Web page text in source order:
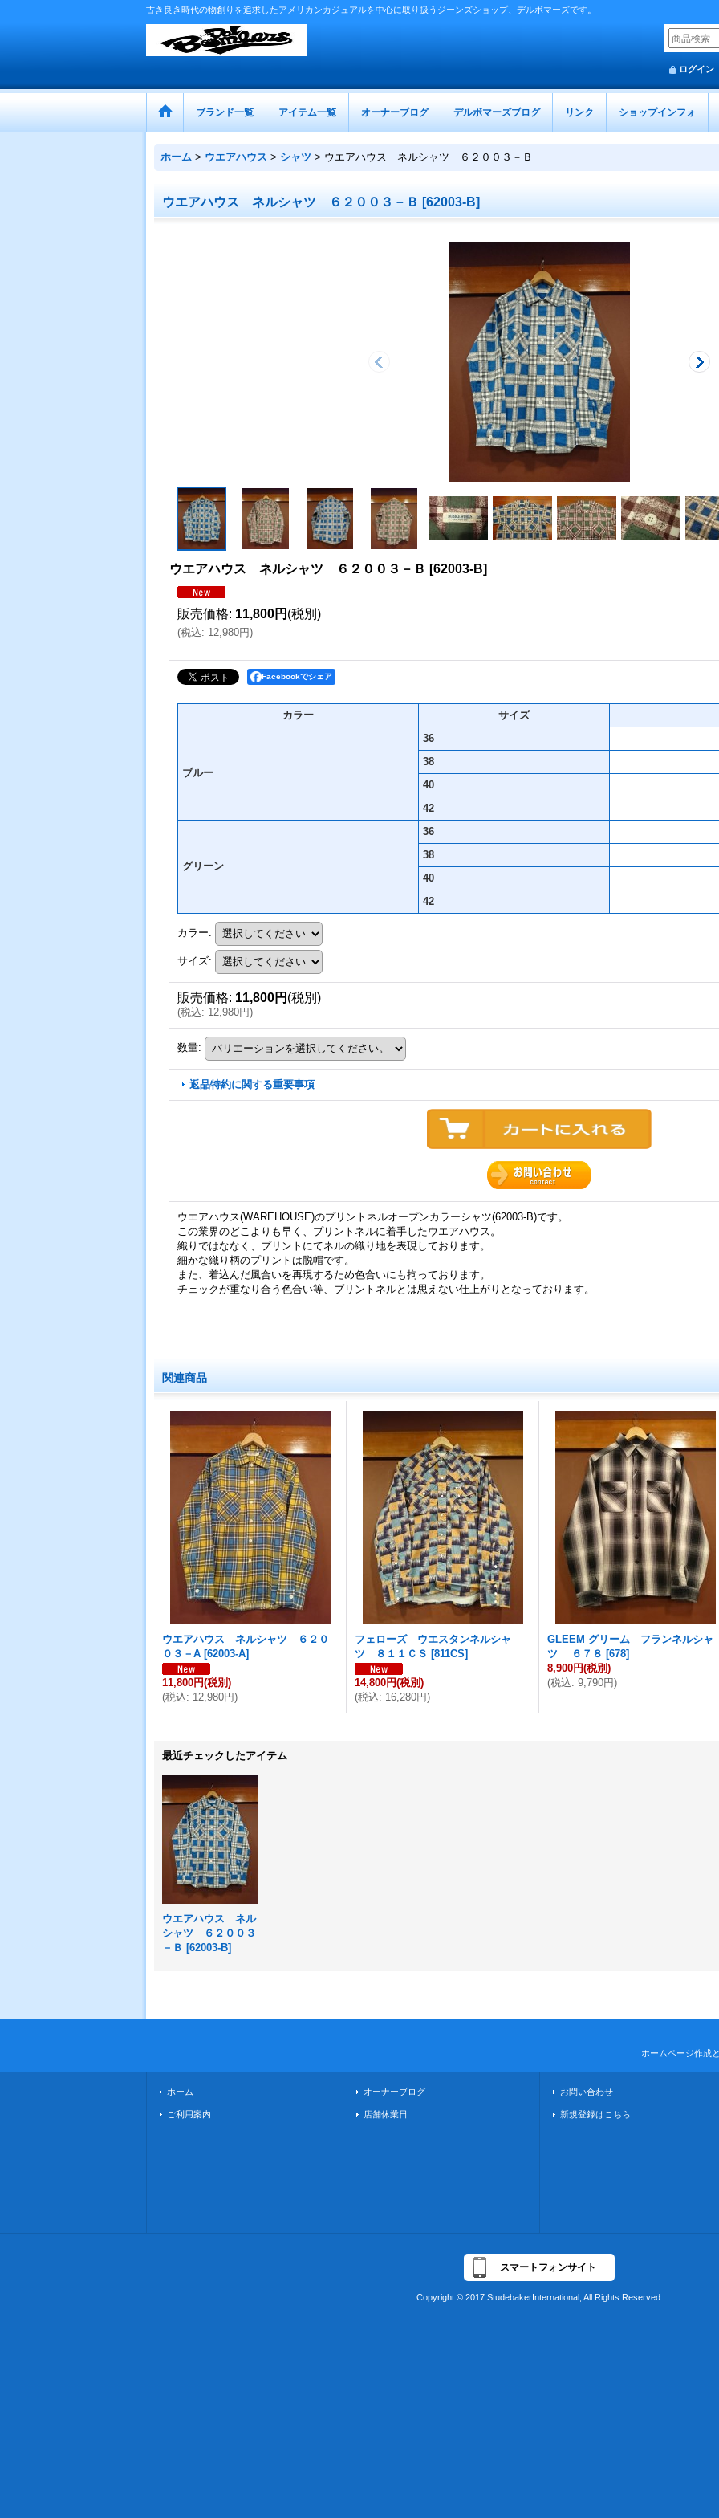
古き良き時代の物創りを追求したアメリカンカジュアルを中心に取り扱うジーンズショップ、デルボマーズです。
ログイン
ブランド一覧 アイテム一覧 オーナーブログ デルボマーズブログ リンク ショップインフォ
ホーム > ウエアハウス > シャツ > ウエアハウス ネルシャツ ６２００３－Ｂ
ウエアハウス ネルシャツ ６２００３－Ｂ [62003-B]
ウエアハウス ネルシャツ ６２００３－Ｂ [62003-B]
販売価格: 11,800円 (税別)
(税込: 12,980円)
Facebookでシェア
カラー サイズ
ブルー
36
38
40
42
グリーン
36
38
40
42
カラー:
サイズ:
販売価格: 11,800円 (税別)
(税込: 12,980円)
数量:
返品特約に関する重要事項
ウエアハウス(WAREHOUSE)のプリントネルオープンカラーシャツ(62003-B)です。
この業界のどこよりも早く、プリントネルに着手したウエアハウス。
織りではななく、プリントにてネルの織り地を表現しております。
細かな織り柄のプリントは脱帽です。
また、着込んだ風合いを再現するため色合いにも拘っております。
チェックが重なり合う色合い等、プリントネルとは思えない仕上がりとなっております。
関連商品
ウエアハウス ネルシャツ ６２０
０３－A [62003-A]
11,800円(税別)
(税込: 12,980円)
フェローズ ウエスタンネルシャ
ツ ８１１ＣＳ [811CS]
14,800円(税別)
(税込: 16,280円)
GLEEM グリーム フランネルシャ
ツ ６７８ [678]
8,900円(税別)
(税込: 9,790円)
最近チェックしたアイテム
ウエアハウス ネル
シャツ ６２００３
－Ｂ [62003-B]
ホームページ作成
ホーム
ご利用案内
オーナーブログ
店舗休業日
お問い合わせ
新規登録はこちら
スマートフォンサイト
Copyright © 2017 StudebakerInternational, All Rights Reserved.